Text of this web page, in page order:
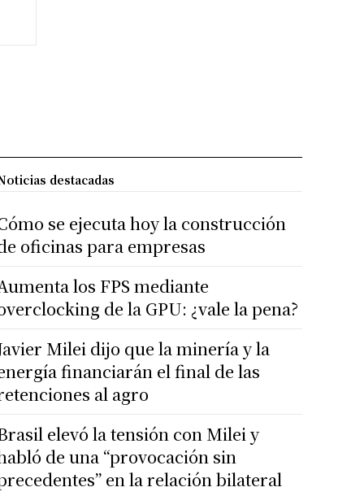
destacadas
se ejecuta hoy la construcción
oficinas para empresas
los FPS mediante
de la GPU: ¿vale la pena?
Milei dijo que la minería y la
financiarán el final de las
al agro
elevó la tensión con Milei y
de una “provocación sin
en la relación bilateral